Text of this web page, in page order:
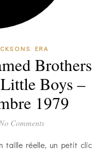
ERA
Brothers
Boys –
1979
No Comments